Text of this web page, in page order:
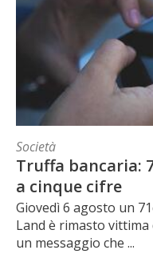
Società
Truffa bancaria:
a cinque cifre
Giovedì 6 agosto un
Land è rimasto vittima
un messaggio che ...